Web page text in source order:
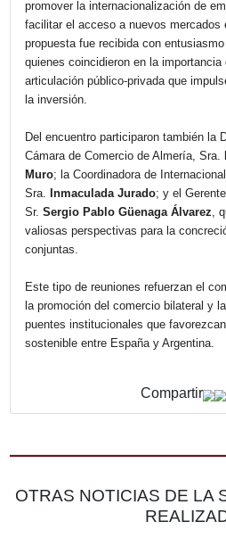
estratégicos, destacándose
colaboración bilateral. Entre
destacó la organización de
República Argentina,
la producción agropecuaria y
y desarrollo conjunto.
Asimismo, se exploró la
misión comercial inversa
promover la
propuesta fue recibida con
quienes coincidieron en la
articulación público-privada
Del encuentro participaron
Sr.Sergio Pablo Güenaga
valiosas perspectivas para